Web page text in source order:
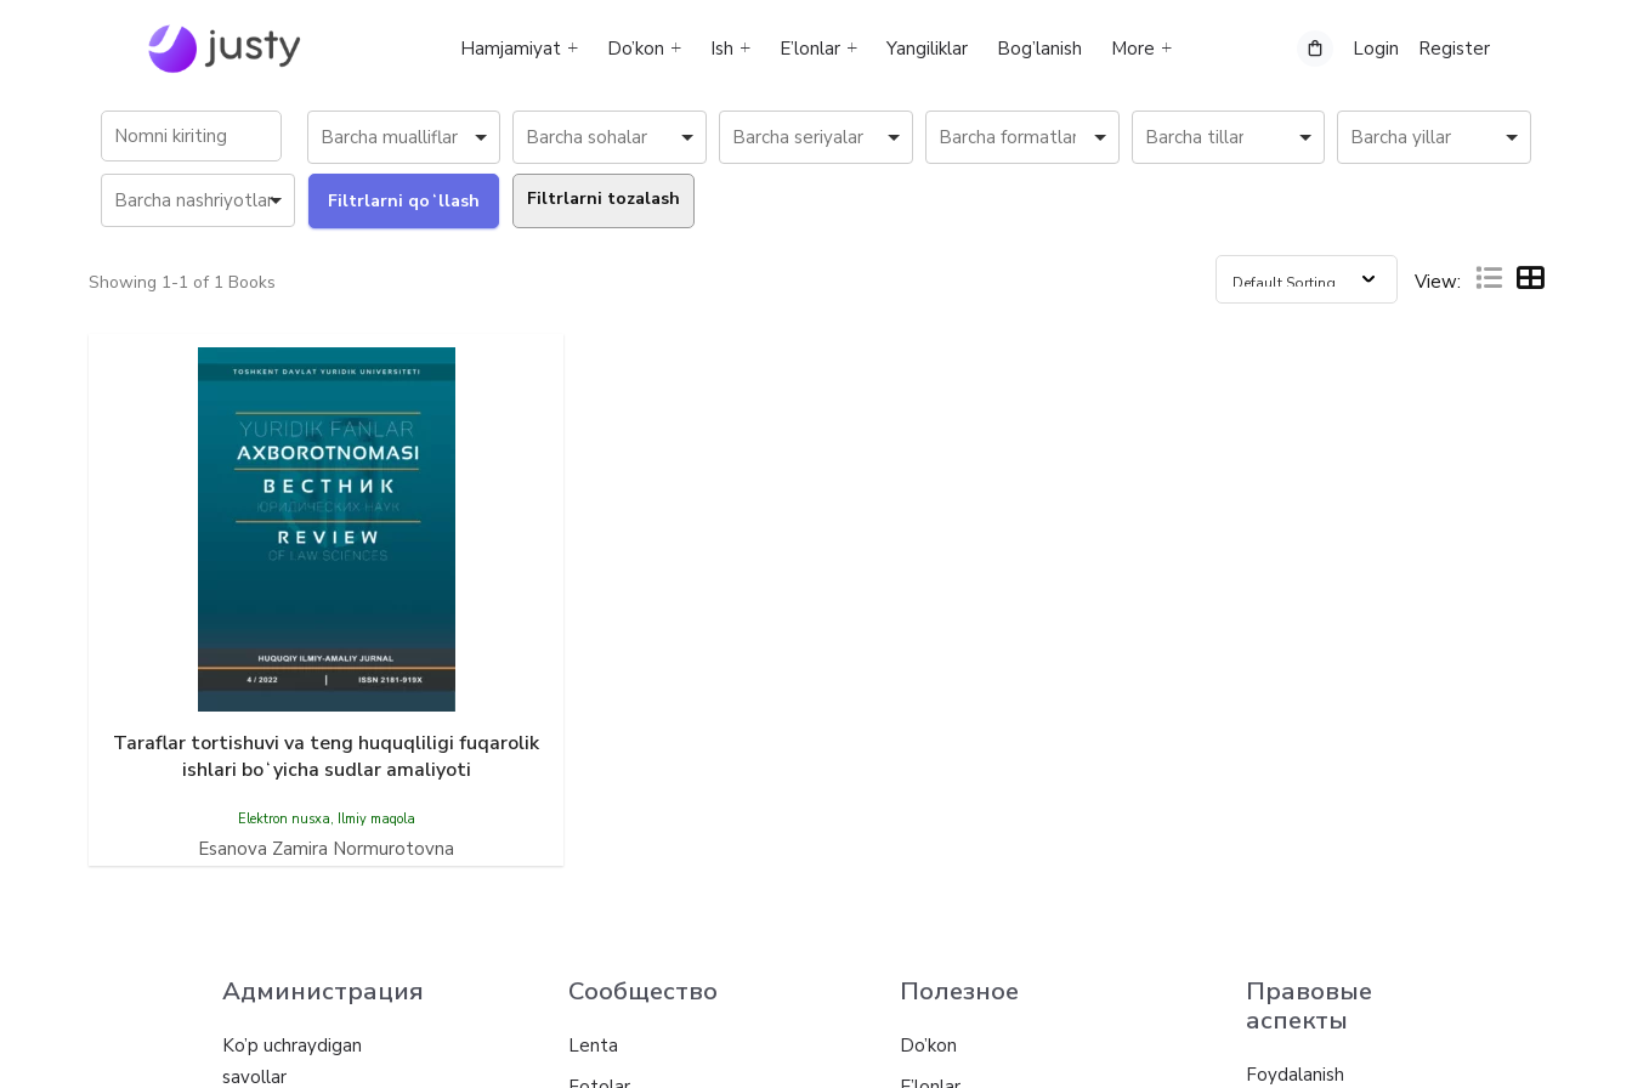
Hamjamiyat Do’kon Ish E’lonlar Yangiliklar Bog’lanish More Login Register
Filtrlarni tozalash
Showing 1-1 of 1 Books View:
Taraflar tortishuvi va teng huquqliligi fuqarolik
ishlari boʻyicha sudlar amaliyoti
Elektron nusxa, Ilmiy maqola
Esanova Zamira Normurotovna
Администрация
Ko’p uchraydigan
savollar
Сообщество
Lenta
Полезное
Do’kon
Правовые
аспекты
Foydalanish